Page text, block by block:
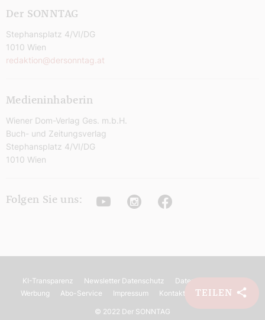
TEILEN
Der SONNTAG
Stephansplatz 4/VI/DG
1010 Wien
redaktion@dersonntag.at
Medieninhaberin
Wiener Dom-Verlag Ges. m.b.H.
Buch- und Zeitungsverlag
Stephansplatz 4/VI/DG
1010 Wien
Folgen Sie uns: YoutubeInstagramFacebook
KI-Transparenz Newsletter Datenschutz Datenschutz
Werbung
Abo-Service Impressum Kontakt Barrierefreiheit
© 2022 Der SONNTAG